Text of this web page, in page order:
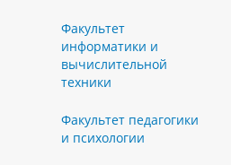
Факультет
информатики и
вычислительной
техники
Факультет педагогики
и психологии